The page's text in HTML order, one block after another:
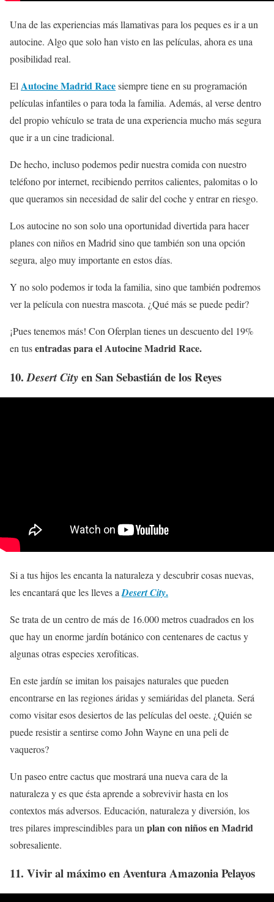
Una de las experiencias más llamativas para los peques es ir a un
autocine. Algo que solo han visto en las películas, ahora es una
posibilidad real.
El Autocine Madrid Racesiempre tiene en su programación
películas infantiles o para toda la familia. Además, al verse dentro
del propio vehículo se trata de una experiencia mucho más segura
que ir a un cine tradicional.
De hecho, incluso podemos pedir nuestra comida con nuestro
teléfono por internet, recibiendo perritos calientes, palomitas o lo
que queramos sin necesidad de salir del coche y entrar en riesgo.
Los autocine no son solo una oportunidad divertida para hacer
planes con niños en Madrid sino que también son una opción
segura, algo muy importante en estos días.
Y no solo podemos ir toda la familia, sino que también podremos
ver la película con nuestra mascota. ¿Qué más se puede pedir?
¡Pues tenemos más! Con Oferplan tienes un descuento del 19%
en tusentradas para el Autocine Madrid Race.
10.Desert Cityen San Sebastián de los Reyes
Si a tus hijos les encanta la naturaleza y descubrir cosas nuevas,
les encantará que les lleves a Desert City.
Se trata de un centro de más de 16.000 metros cuadrados en los
que hay un enorme jardín botánico con centenares de cactus y
algunas otras especies xerofíticas.
En este jardín se imitan los paisajes naturales que pueden
encontrarse en las regiones áridas y semiáridas del planeta. Será
como visitar esos desiertos de las películas del oeste. ¿Quién se
puede resistir a sentirse como John Wayne en una peli de
vaqueros?
Un paseo entre cactus que mostrará una nueva cara de la
naturaleza y es que ésta aprende a sobrevivir hasta en los
contextos más adversos. Educación, naturaleza y diversión, los
tres pilares imprescindibles para un plan con niños en Madrid
sobresaliente.
11. Vivir al máximo en Aventura Amazonia Pelayos